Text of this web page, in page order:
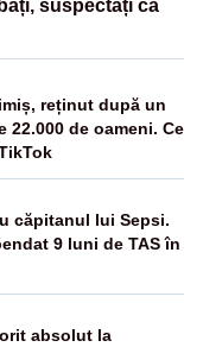
suspectați că
reținut după un
22.000 de oameni. Ce
căpitanul lui Sepsi.
9 luni de TAS în
absolut la